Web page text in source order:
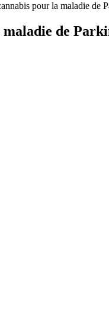
pour la maladie de
de